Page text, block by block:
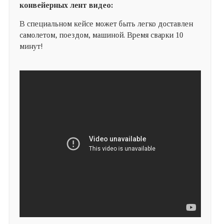
конвейерных лент видео:
В специальном кейсе может быть легко доставлен
самолетом, поездом, машиной. Время сварки 10
минут!